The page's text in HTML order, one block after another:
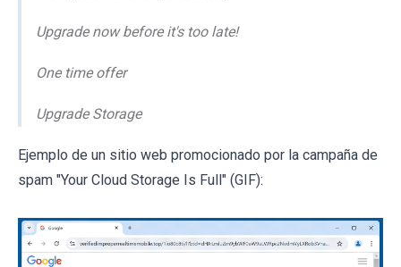
Upgrade now before it's too late!
One time offer
Upgrade Storage
Ejemplo de un sitio web promocionado por la campaña de
spam "Your Cloud Storage Is Full" (GIF):